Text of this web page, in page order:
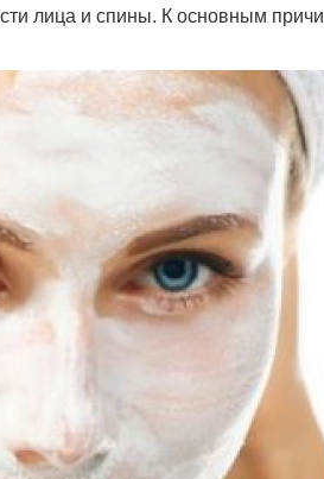
лица и спины. К основным